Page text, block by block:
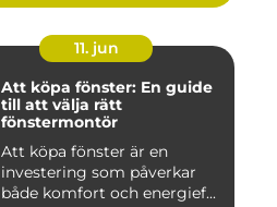
11. jun
Att köpa fönster: En guide
till att välja rätt
fönstermontör
Att köpa fönster är en
investering som påverkar
både komfort och energief...